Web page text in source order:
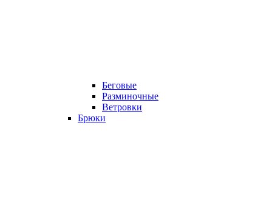
Беговые
Разминочные
Ветровки
Брюки